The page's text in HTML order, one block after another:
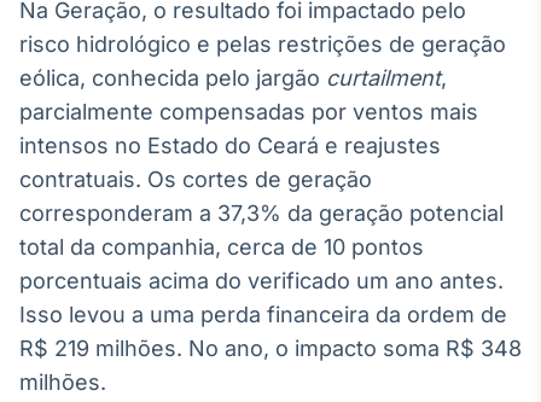
Na Geração, o resultado foi impactado pelo
risco hidrológico e pelas restrições de geração
eólica, conhecida pelo jargão curtailment,
parcialmente compensadas por ventos mais
intensos no Estado do Ceará e reajustes
contratuais. Os cortes de geração
corresponderam a 37,3% da geração potencial
total da companhia, cerca de 10 pontos
porcentuais acima do verificado um ano antes.
Isso levou a uma perda financeira da ordem de
R$ 219 milhões. No ano, o impacto soma R$ 348
milhões.